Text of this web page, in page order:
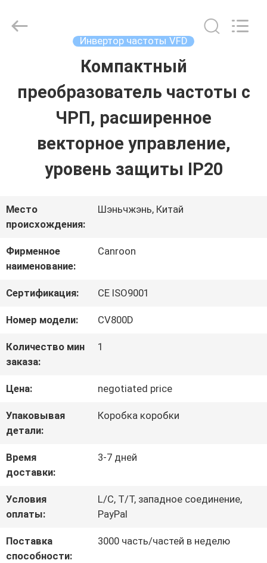
СТРАНИЦА
ПРОДУКЦИЯ
КОМПАНИИ
НАША
ФАБРИКА
КОНТРОЛЬ
КАЧЕСТВА
КОНТАКТНЫЕ
ДАННЫЕ
ОТПРАВИТЬ
ЗАПРОС
САЙТА
Electrical
Appliances
Инвертор частоты VFD
Компактный
преобразователь частоты с
ЧРП, расширенное
векторное управление,
уровень защиты IP20
Место
происхождения:
Шэньчжэнь, Китай
Фирменное
наименование:
Canroon
Сертификация: CE ISO9001
Номер модели: CV800D
Количество мин
заказа:
1
Цена: negotiated price
Упаковывая
детали:
Коробка коробки
Время
доставки:
3-7 дней
Условия
оплаты:
L/C, T/T, западное соединение,
PayPal
Поставка
способности:
3000 часть/частей в неделю